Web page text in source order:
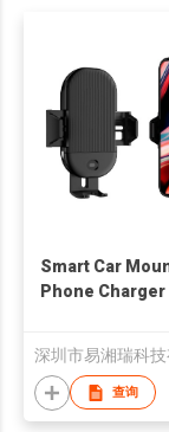
Smart Car
Phone Charger
查询